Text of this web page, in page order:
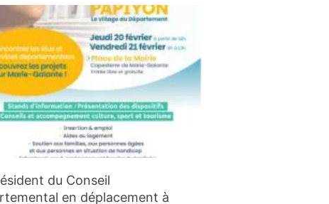
du Conseil
en déplacement à